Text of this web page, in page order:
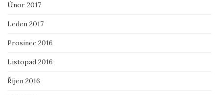
Únor 2017
Leden 2017
Prosinec 2016
Listopad 2016
Říjen 2016